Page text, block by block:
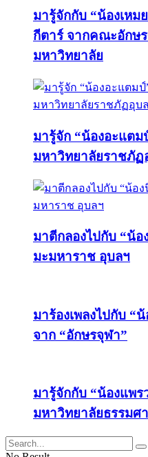
มารู้จักกับ “น้องเหม
กีตาร์ จากคณะอักษ
มหาวิทยาลัย
มารู้จัก “น้องอะแตม
มหาวิทยาลัยราชภัฏ
มาตีกลองไปกับ “น้อ
มะมหาราช อุบลฯ
มาร้องเพลงไปกับ “
จาก “อักษรจุฬา”
มารู้จักกับ “น้องแพ
มหาวิทยาลัยธรรมศ